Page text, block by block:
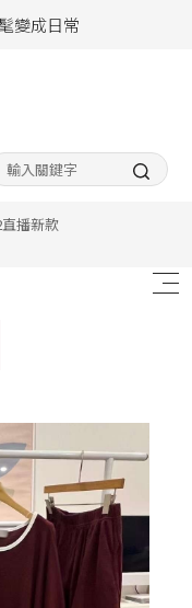
變成日常
變成日常
播新款